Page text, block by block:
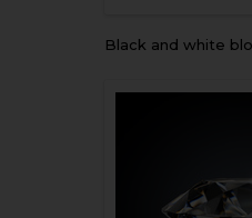
Black and white blocks